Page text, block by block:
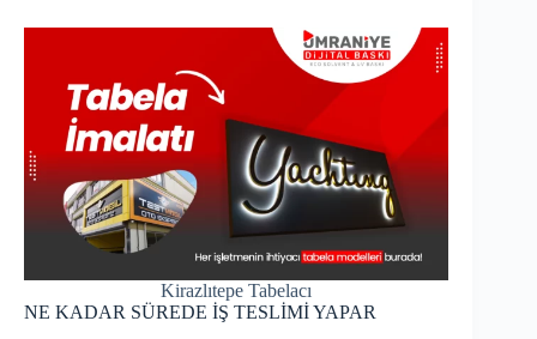
Kirazlıtepe Tabelacı
NE KADAR SÜREDE İŞ TESLİMİ YAPAR